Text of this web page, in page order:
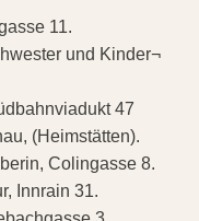
11.
und Kinder¬
47
(Heimstätten).
Colingasse 8.
Innrain 31.